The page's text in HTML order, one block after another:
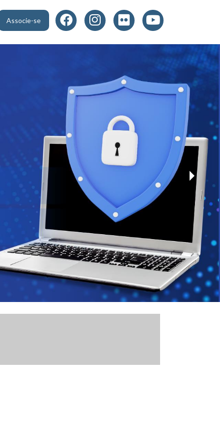
Associe-se
CNJ Nº 213/2026